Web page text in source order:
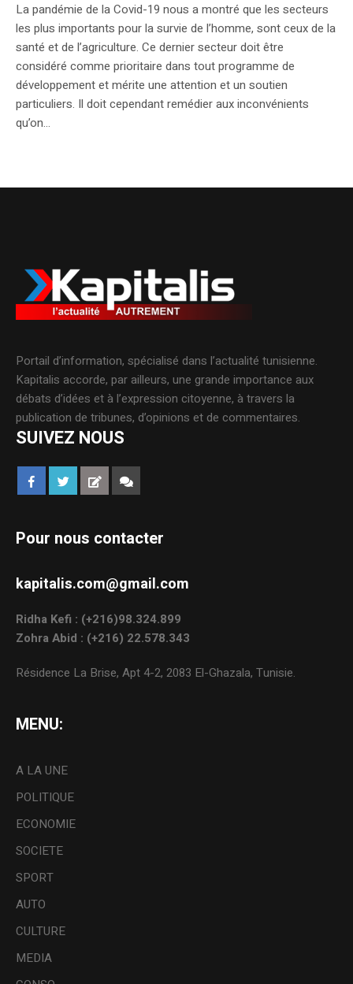
La pandémie de la Covid-19 nous a montré que les secteurs
les plus importants pour la survie de l’homme, sont ceux de la
santé et de l’agriculture. Ce dernier secteur doit être
considéré comme prioritaire dans tout programme de
développement et mérite une attention et un soutien
particuliers. Il doit cependant remédier aux inconvénients
qu’on...
Portail d’information, spécialisé dans l’actualité tunisienne.
Kapitalis accorde, par ailleurs, une grande importance aux
débats d’idées et à l’expression citoyenne, à travers la
publication de tribunes, d’opinions et de commentaires.
SUIVEZ NOUS
Pour nous contacter
kapitalis.com@gmail.com
Ridha Kefi : (+216)98.324.899
Zohra Abid : (+216) 22.578.343
Résidence La Brise, Apt 4-2, 2083 El-Ghazala, Tunisie.
MENU:
A LA UNE
POLITIQUE
ECONOMIE
SOCIETE
SPORT
AUTO
CULTURE
MEDIA